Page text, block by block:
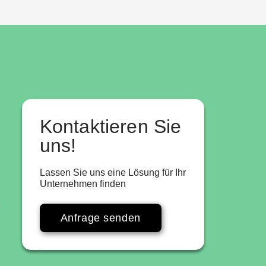
Kontaktieren Sie
uns!
Lassen Sie uns eine Lösung für Ihr
Unternehmen finden
Anfrage senden